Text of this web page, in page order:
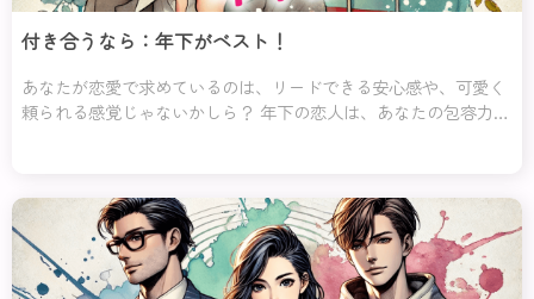
付き合うなら：年下がベスト！
あなたが恋愛で求めているのは、リードできる安心感や、可愛く
頼られる感覚じゃないかしら？ 年下の恋人は、あなたの包容力や